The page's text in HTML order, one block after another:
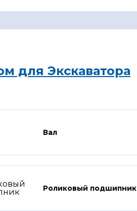
для Экскаватора
Вал
Роликовый подшипник